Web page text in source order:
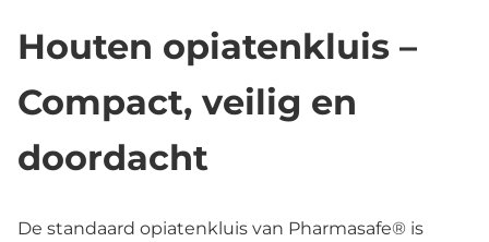
Houten opiatenkluis –
Compact, veilig en
doordacht
De standaard opiatenkluis van Pharmasafe® is